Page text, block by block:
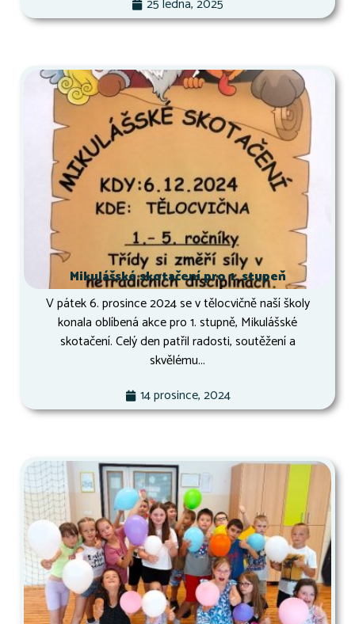
25 ledna, 2025
Mikulášské skotačení pro 1. stupeň
V pátek 6. prosince 2024 se v tělocvičně naší školy
konala oblíbená akce pro 1. stupně, Mikulášské
skotačení. Celý den patřil radosti, soutěžení a
skvělému...
14 prosince, 2024